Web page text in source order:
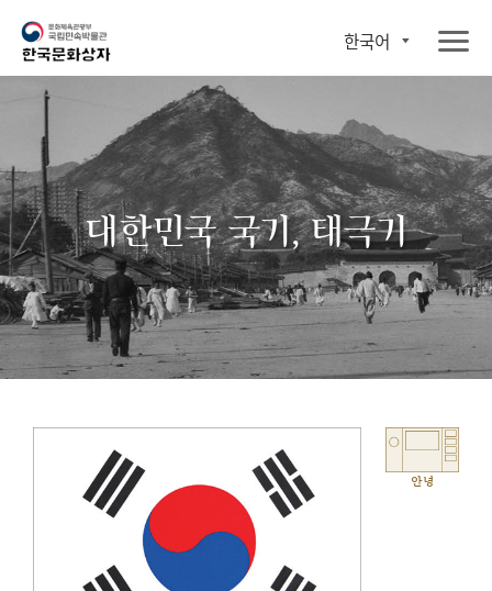
한국어
대한민국 국기, 태극기
안녕